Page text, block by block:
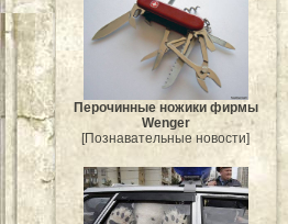
Перочинные ножики фирмы
Wenger
[Познавательные новости]